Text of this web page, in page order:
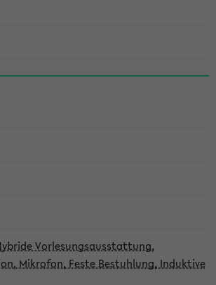
Vorlesungsausstattung,
Mikrofon, Feste Bestuhlung, Induktive